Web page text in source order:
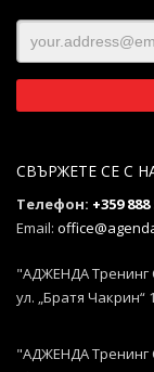
СВЪРЖЕТЕ СЕ С
Телефон: +359 888
Email:
"АДЖЕНДА
ул. „Братя Чакрин“
"АДЖЕНДА Тренинг